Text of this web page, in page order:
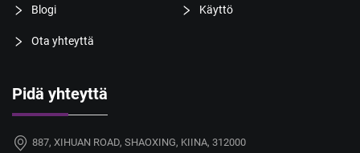
Blogi Käyttö
Ota yhteyttä
Pidä yhteyttä
887, XIHUAN ROAD, SHAOXING, KIINA, 312000